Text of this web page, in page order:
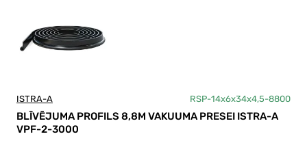
ISTRA-A RSP-14x6x34x4,5-8800
BLĪVĒJUMA PROFILS 8,8M VAKUUMA PRESEI ISTRA-A
VPF-2-3000